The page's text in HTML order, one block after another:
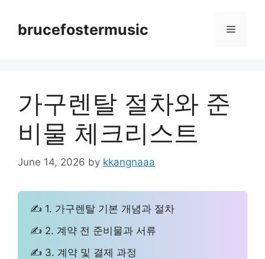
contentbrucefostermusic Menu
가구렌탈 절차와 준
비물 체크리스트
June 14, 2026 by kkangnaaa
✍ 1. 가구렌탈 기본 개념과 절차
✍ 2. 계약 전 준비물과 서류
✍ 3. 계약 및 결제 과정